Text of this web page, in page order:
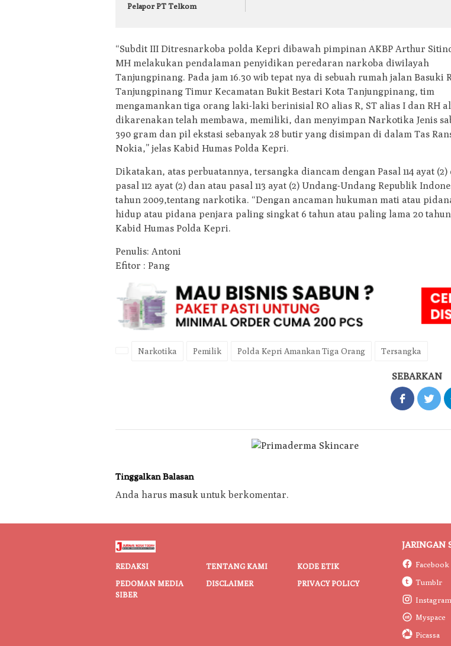
Pelapor PT Telkom
“Subdit III Ditresnarkoba polda Kepri dibawah pimpinan AKBP Arthur
MH melakukan pendalaman penyidikan peredaran narkoba diwilayah
Tanjungpinang. Pada jam 16.30 wib tepat nya di sebuah rumah jalan Basuki
Tanjungpinang Timur Kecamatan Bukit Bestari Kota Tanjungpinang, tim
mengamankan tiga orang laki-laki berinisial RO alias R, ST alias I dan RH
dikarenakan telah membawa, memiliki, dan menyimpan Narkotika Jenis
390 gram dan pil ekstasi sebanyak 28 butir yang disimpan di dalam Tas
Nokia,” jelas Kabid Humas Polda Kepri.
Dikatakan, atas perbuatannya, tersangka diancam dengan Pasal 114 ayat (2)
pasal 112 ayat (2) dan atau pasal 113 ayat (2) Undang-Undang Republik
tahun 2009,tentang narkotika. “Dengan ancaman hukuman mati atau
hidup atau pidana penjara paling singkat 6 tahun atau paling lama 20
Kabid Humas Polda Kepri.
Penulis: Antoni
Efitor : Pang
Narkotika Pemilik Polda Kepri Amankan Tiga Orang Tersangka
SEBARKAN
Tinggalkan Balasan
Anda harus masuk untuk berkomentar.
REDAKSI TENTANG KAMI
KODE ETIK
PEDOMAN MEDIA
SIBER
DISCLAIMER PRIVACY POLICY
JARINGAN
Facebook
Tumblr
Instagram
Myspace
Picassa